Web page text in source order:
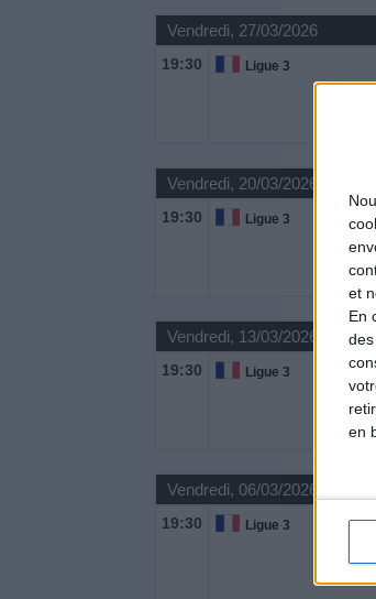
et
En
en
Vendredi, 27/03/2026
19:30 Ligue 3
Vendredi, 20/03/2026
19:30 Ligue 3
Vendredi, 13/03/2026
19:30 Ligue 3
Vendredi, 06/03/2026
19:30 Ligue 3